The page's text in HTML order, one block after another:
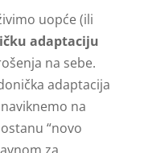
uopće (ili
adaptaciju
na sebe.
adaptacija
na
“novo